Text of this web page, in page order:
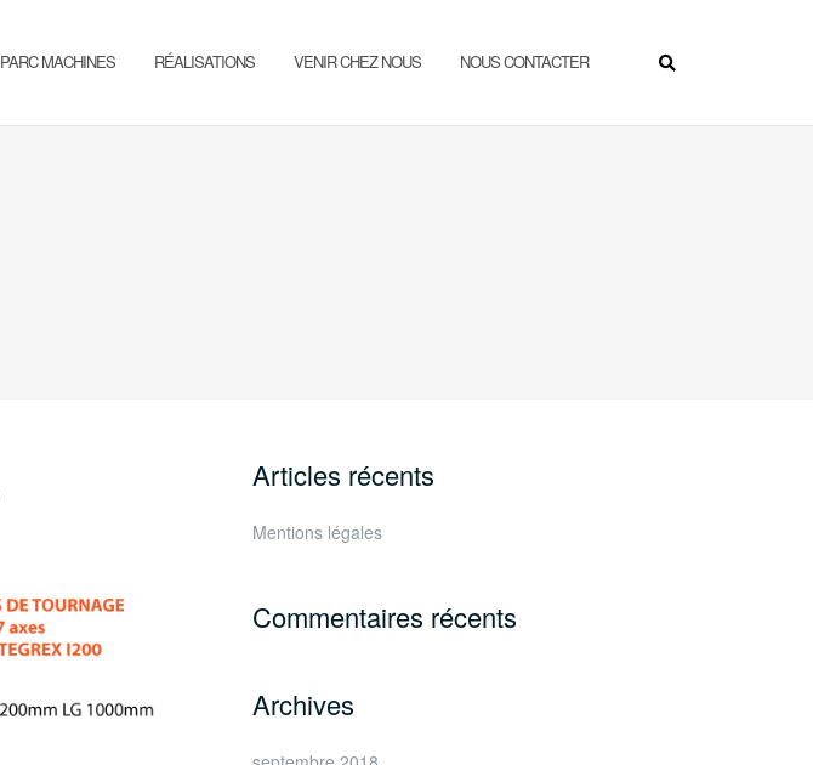
PARC MACHINES RÉALISATIONS VENIR CHEZ NOUS NOUS CONTACTER
Articles récents
Mentions légales
Commentaires récents
Archives